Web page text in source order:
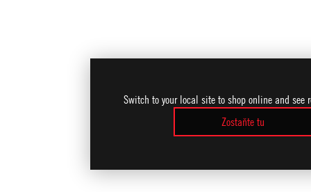
Switch to your local site to shop online and see
Zostaňte tu